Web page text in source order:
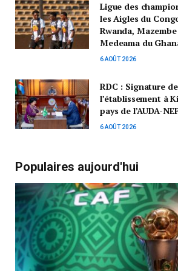
Ligue des
les Aigles du
Rwanda,
Medeama du
6 AOÛT 2026
RDC : Signature
l’établissement à
pays de l’AUDA-
6 AOÛT 2026
Populaires aujourd'hui